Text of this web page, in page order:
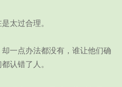
太过合理。
点办法都没有，谁让他们确
认错了人。